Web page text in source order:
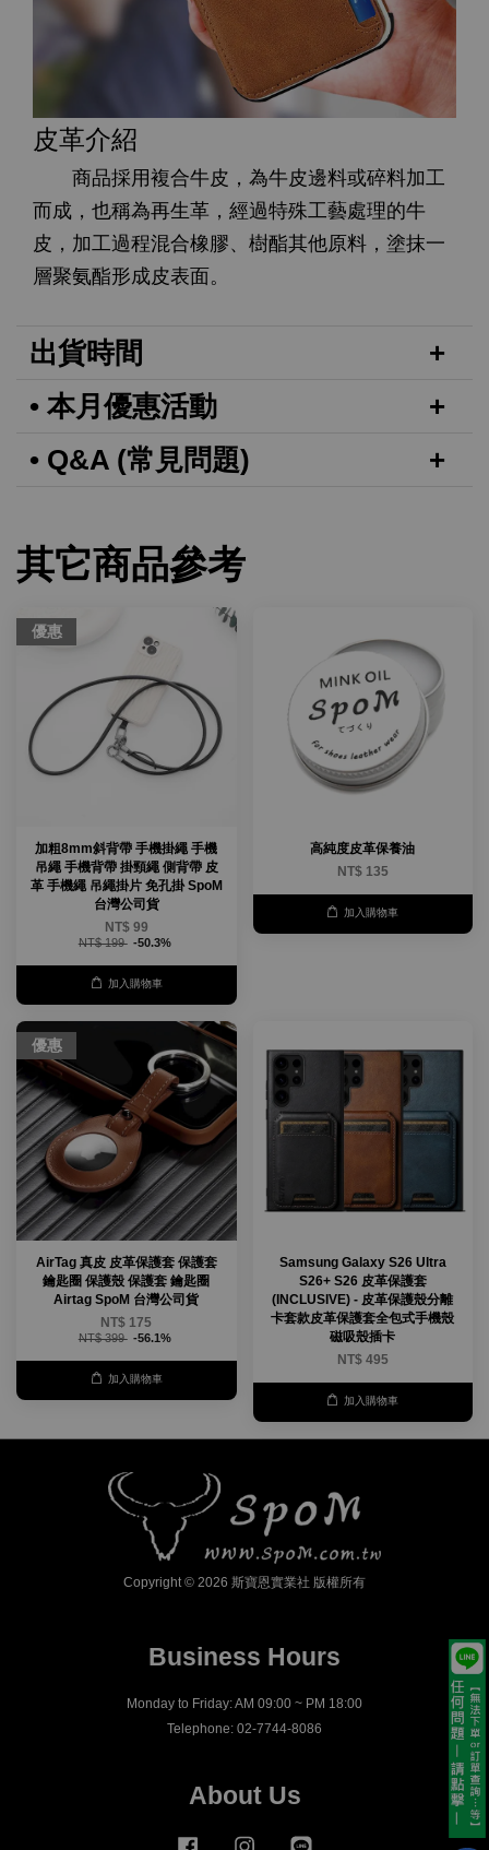
皮革介紹
商品採用複合牛皮，為牛皮邊料或碎料加工
而成，也稱為再生革，經過特殊工藝處理的牛
皮，加工過程混合橡膠、樹酯其他原料，塗抹一
層聚氨酯形成皮表面。
出貨時間
• 本月優惠活動
• Q&A (常見問題)
其它商品參考
優惠
加粗8mm斜背帶 手機掛繩 手機
吊繩 手機背帶 掛頸繩 側背帶 皮
革 手機繩 吊繩掛片 免孔掛 SpoM
台灣公司貨
NT$ 99
NT$ 199 -50.3%
加入購物車
高純度皮革保養油
NT$ 135
加入購物車
優惠
AirTag 真皮 皮革保護套 保護套
鑰匙圈 保護殼 保護套 鑰匙圈
Airtag SpoM 台灣公司貨
NT$ 175
NT$ 399 -56.1%
加入購物車
Samsung Galaxy S26 Ultra
S26+ S26 皮革保護套
(INCLUSIVE) - 皮革保護殼分離
卡套款皮革保護套全包式手機殼
磁吸殼插卡
NT$ 495
加入購物車
Copyright © 2026 斯寶恩實業社 版權所有
Business Hours
Monday to Friday: AM 09:00 ~ PM 18:00
Telephone: 02-7744-8086
About Us
Facebook Instagram